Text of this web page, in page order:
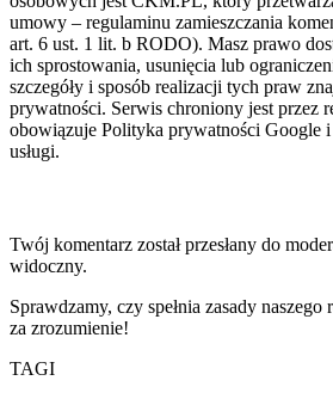
umowy – regulaminu zamieszczania
art. 6 ust. 1 lit. b RODO). Masz prawo
ich sprostowania, usunięcia lub
szczegóły i sposób realizacji tych praw
prywatności. Serwis chroniony jest przez
obowiązuje Polityka prywatności Google
usługi.
Twój komentarz został przesłany do
widoczny.
Sprawdzamy, czy spełnia zasady
za zrozumienie!
TAGI